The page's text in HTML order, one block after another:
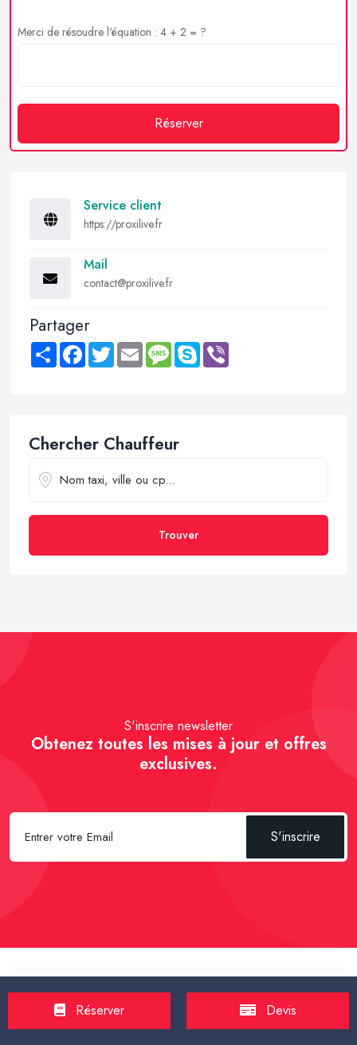
Merci de résoudre l'équation : 4 + 2 = ?
Réserver
Service client
https://proxilive.fr
Mail
contact@proxilive.fr
Partager
Share FacebookTwitter Email MessageSkype
Chercher Chauffeur
Trouver
S'inscrire newsletter
Obtenez toutes les mises à jour et offres
exclusives.
S'inscrire
- Transport sanitaire, médicalisé
Tarif taxi en France en
2025-Un Taxi partagé pour l' aéroport-Réservez une
Réserver Devis